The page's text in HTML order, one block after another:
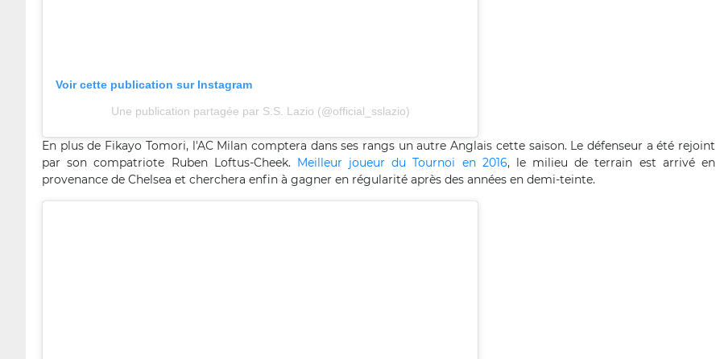
Voir cette publication sur Instagram
Une publication partagée par S.S. Lazio (@official_sslazio)
En plus de Fikayo Tomori, l'AC Milan comptera dans ses rangs un autre Anglais cette saison. Le défenseur a été rejoint
par son compatriote Ruben Loftus-Cheek. Meilleur joueur du Tournoi en 2016, le milieu de terrain est arrivé en
provenance de Chelsea et cherchera enfin à gagner en régularité après des années en demi-teinte.